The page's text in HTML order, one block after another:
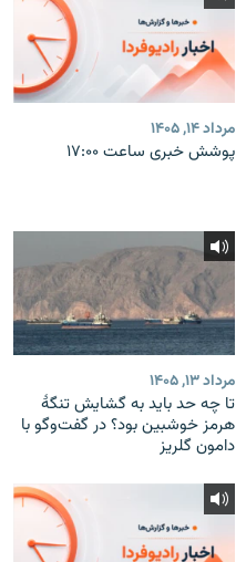
مرداد ۱۴, ۱۴۰۵
پوشش خبری ساعت ۱۷:۰۰
مرداد ۱۳, ۱۴۰۵
تا چه حد باید به گشایش تنگهٔ
هرمز خوشبین بود؟ در گفت‌وگو با
دامون گلریز